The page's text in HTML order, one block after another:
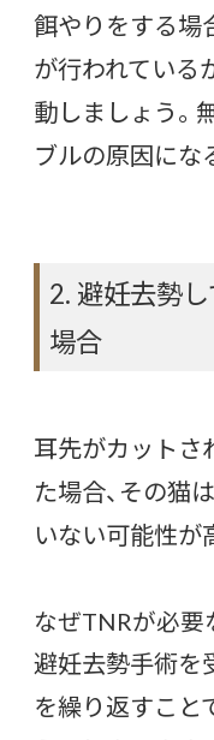
餌やりをする場
が行われている
動しましょう。
ブルの原因にな
2. 避妊去勢
場合
耳先がカットさ
た場合、その猫
いない可能性が
なぜTNRが必要
避妊去勢手術を
を繰り返すこと